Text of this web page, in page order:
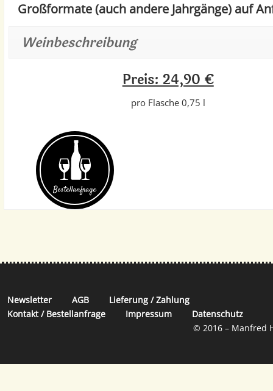
Großformate (auch andere Jahrgänge) auf
Weinbeschreibung
Preis: 24,90 €
pro Flasche 0,75 l
Bestell­anfrage
Newsletter AGB
Lieferung / Zahlung
Kontakt / Bestellanfrage
Impressum
Datenschutz
© 2016 – Manfred